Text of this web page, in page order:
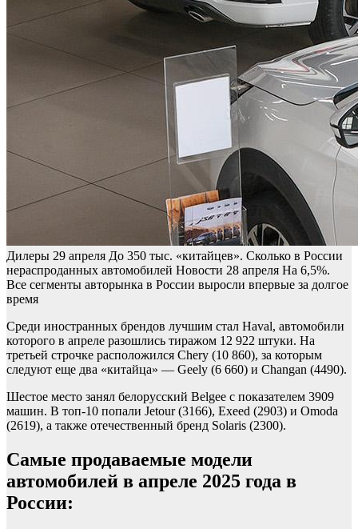
Дилеры 29 апреля До 350 тыс. «китайцев». Сколько в России
нераспроданных автомобилей Новости 28 апреля На 6,5%.
Все сегменты авторынка в России выросли впервые за долгое
время
Среди иностранных брендов лучшим стал Haval, автомобили
которого в апреле разошлись тиражом 12 922 штуки. На
третьей строчке расположился Chery (10 860), за которым
следуют еще два «китайца» — Geely (6 660) и Changan (4490).
Шестое место занял белорусский Belgee с показателем 3909
машин. В топ-10 попали Jetour (3166), Exeed (2903) и Omoda
(2619), а также отечественный бренд Solaris (2300).
Самые продаваемые модели
автомобилей в апреле 2025 года в
России: